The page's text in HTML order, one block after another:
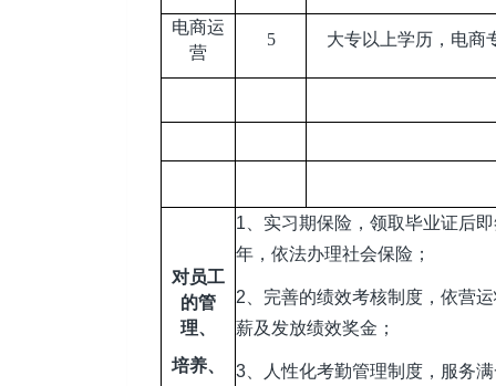
电商运
营
5 大专以上学历，电商
对员工
的管
理、
培养、
1 、实习期保险，领取毕业证后
年，依法办理社会保险；
2 、完善的绩效考核制度，依营
薪及发放绩效奖金；
3 、人性化考勤管理制度，服务